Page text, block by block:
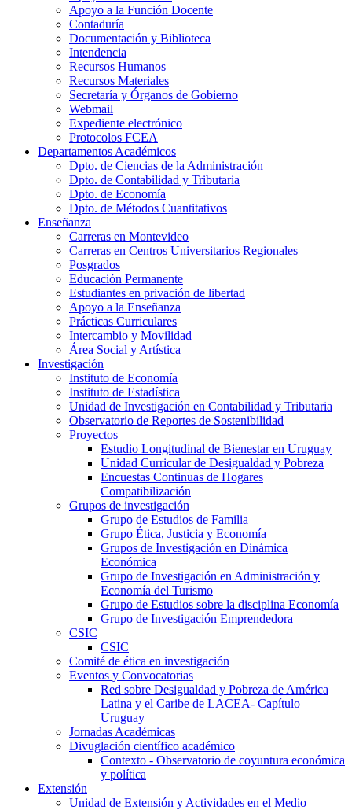
Apoyo a la Función Docente
Contaduría
Documentación y Biblioteca
Intendencia
Recursos Humanos
Recursos Materiales
Secretaría y Órganos de Gobierno
Webmail
Expediente electrónico
Protocolos FCEA
Departamentos Académicos
Dpto. de Ciencias de la Administración
Dpto. de Contabilidad y Tributaria
Dpto. de Economía
Dpto. de Métodos Cuantitativos
Enseñanza
Carreras en Montevideo
Carreras en Centros Universitarios Regionales
Posgrados
Educación Permanente
Estudiantes en privación de libertad
Apoyo a la Enseñanza
Prácticas Curriculares
Intercambio y Movilidad
Área Social y Artística
Investigación
Instituto de Economía
Instituto de Estadística
Unidad de Investigación en Contabilidad y Tributaria
Observatorio de Reportes de Sostenibilidad
Proyectos
Estudio Longitudinal de Bienestar en Uruguay
Unidad Curricular de Desigualdad y Pobreza
Encuestas Continuas de Hogares
Compatibilización
Grupos de investigación
Grupo de Estudios de Familia
Grupo Ética, Justicia y Economía
Grupos de Investigación en Dinámica
Económica
Grupo de Investigación en Administración y
Economía del Turismo
Grupo de Estudios sobre la disciplina Economía
Grupo de Investigación Emprendedora
CSIC
CSIC
Comité de ética en investigación
Eventos y Convocatorias
Red sobre Desigualdad y Pobreza de América
Latina y el Caribe de LACEA- Capítulo
Uruguay
Jornadas Académicas
Divuglación científico académico
Contexto - Observatorio de coyuntura económica
y política
Extensión
Unidad de Extensión y Actividades en el Medio